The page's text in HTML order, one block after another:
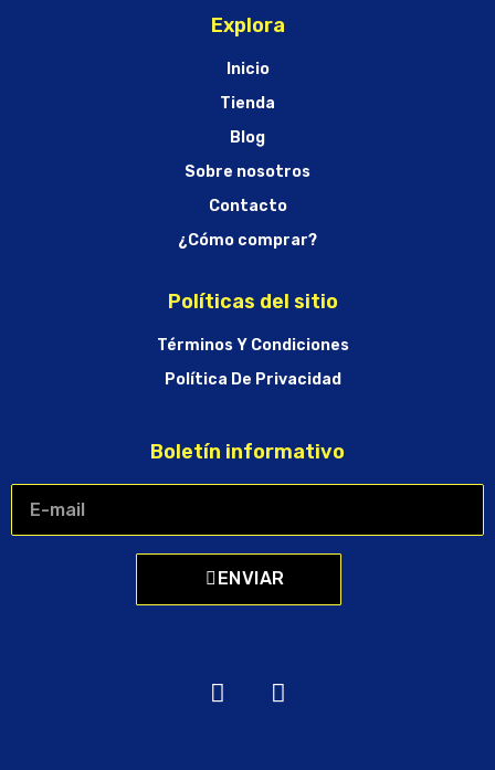
Explora
Inicio
Tienda
Blog
Sobre nosotros
Contacto
¿Cómo comprar?
Políticas del sitio
Términos Y Condiciones
Política De Privacidad
Boletín informativo
ENVIAR